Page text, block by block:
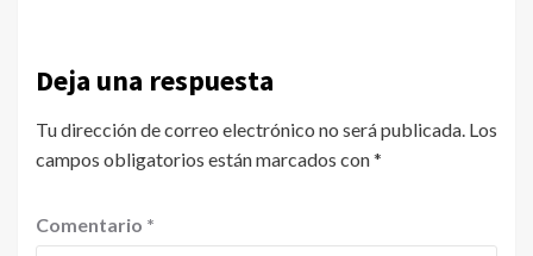
Deja una respuesta
Tu dirección de correo electrónico no será publicada. Los
campos obligatorios están marcados con*
Comentario *